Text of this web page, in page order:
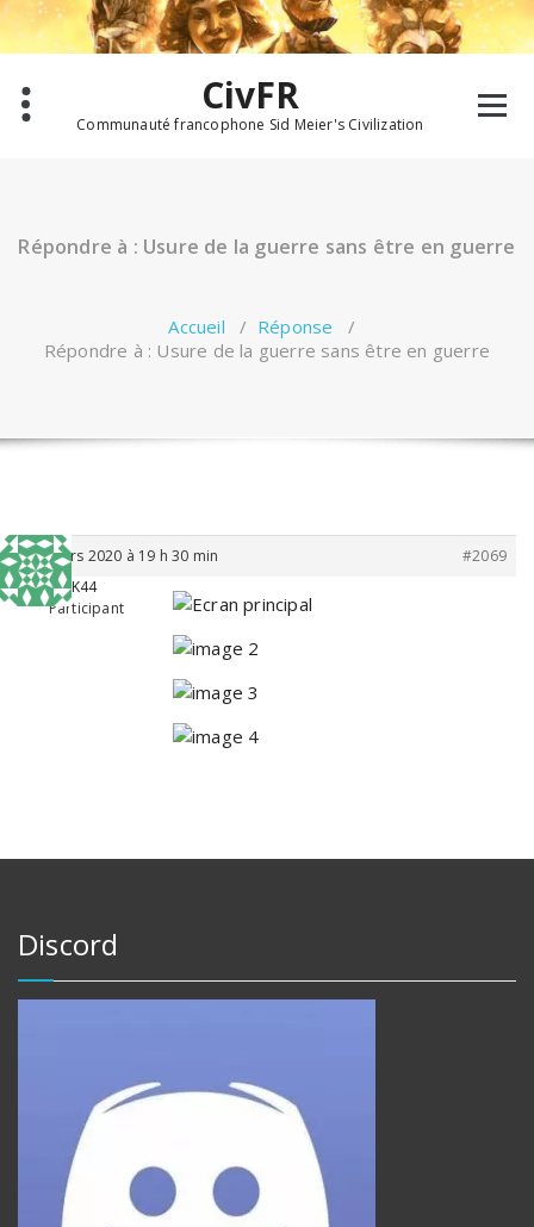
Aller
contenu
CivFR
Communauté francophone Sid Meier's Civilization
Répondre à : Usure de la guerre sans être en guerre
Accueil / Réponse /
Répondre à : Usure de la guerre sans être en guerre
30 mars 2020 à 19 h 30 min
#2069
BK44
Participant
Discord